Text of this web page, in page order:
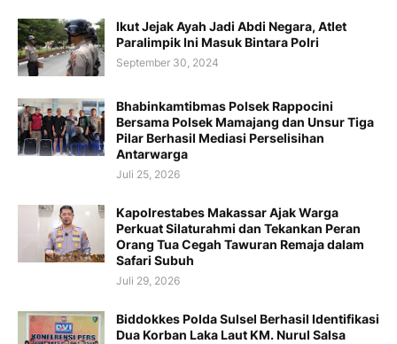
Ikut Jejak Ayah Jadi Abdi Negara, Atlet
Paralimpik Ini Masuk Bintara Polri
September 30, 2024
Bhabinkamtibmas Polsek Rappocini
Bersama Polsek Mamajang dan Unsur Tiga
Pilar Berhasil Mediasi Perselisihan
Antarwarga
Juli 25, 2026
Kapolrestabes Makassar Ajak Warga
Perkuat Silaturahmi dan Tekankan Peran
Orang Tua Cegah Tawuran Remaja dalam
Safari Subuh
Juli 29, 2026
Biddokkes Polda Sulsel Berhasil Identifikasi
Dua Korban Laka Laut KM. Nurul Salsa